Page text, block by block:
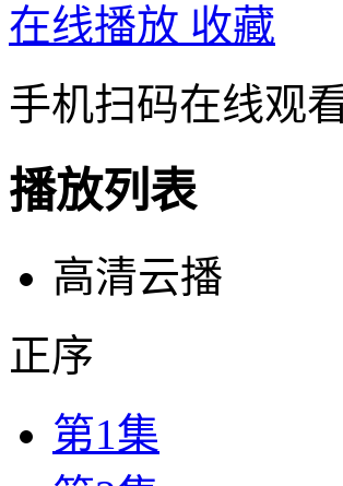
在线播放 收藏
手机扫码在线观
播放列表
高清云播
正序
第1集